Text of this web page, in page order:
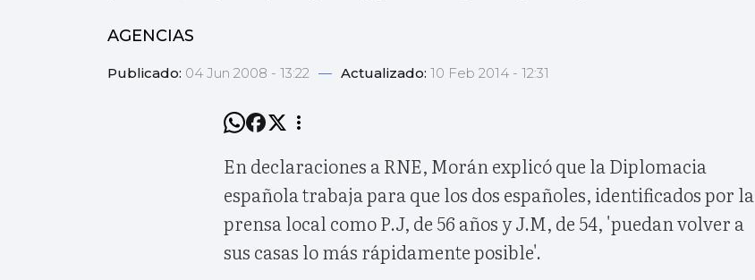
AGENCIAS
Publicado: 04 Jun 2008 - 13:22 — Actualizado: 10 Feb 2014 - 12:31
En declaraciones a RNE, Morán explicó que la Diplomacia
española trabaja para que los dos españoles, identificados por la
prensa local como P.J, de 56 años y J.M, de 54, 'puedan volver a
sus casas lo más rápidamente posible'.